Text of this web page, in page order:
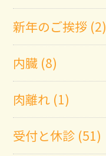
新年のご挨拶 (2)
内臓 (8)
肉離れ (1)
受付と休診 (51)